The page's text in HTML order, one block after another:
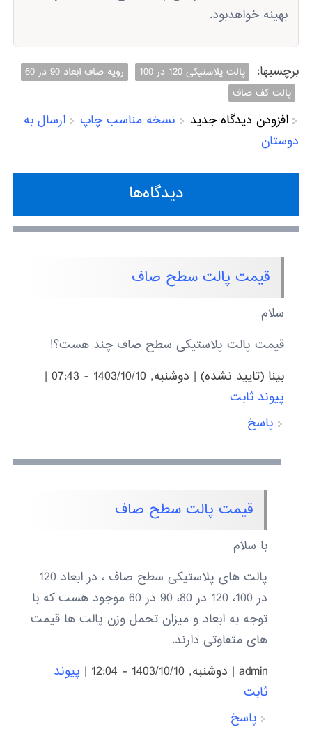
بهینه خواهدبود.
برچسبها: پالت پلاستیکی 120 در 100
رویه صاف ابعاد 90 در 60
پالت کف صاف
افزودن دیدگاه جدید نسخه مناسب چاپ
ارسال به
دوستان
دیدگاه‌ها
قیمت پالت سطح صاف
سلام
قیمت پالت پلاستیکی سطح صاف چند هست؟!
بینا (تایید نشده)| دوشنبه, 1403/10/10 - 07:43
|
پیوند ثابت
پاسخ
قیمت پالت سطح صاف
با سلام
پالت های پلاستیکی سطح صاف ، در ابعاد 120
در 100، 120 در 80، 90 در 60 موجود هست که با
توجه به ابعاد و میزان تحمل وزن پالت ها قیمت
های متفاوتی دارند.
admin
| دوشنبه, 1403/10/10 - 12:04 | پیوند
ثابت
پاسخ